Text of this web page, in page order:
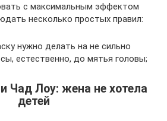
с максимальным эффектом
несколько простых правил:
нужно делать на не сильно
естественно, до мятья головы;
Чад Лоу: жена не хотела
детей